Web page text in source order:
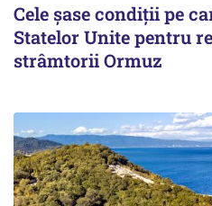
Cele șase condiții pe
Statelor Unite pentru
strâmtorii Ormuz